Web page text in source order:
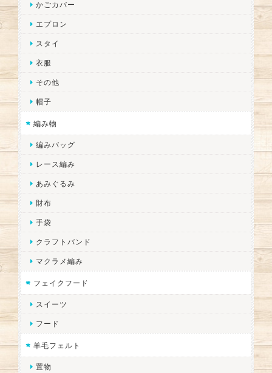
かごカバー
エプロン
スタイ
衣服
その他
帽子
編み物
編みバッグ
レース編み
あみぐるみ
財布
手袋
クラフトバンド
マクラメ編み
フェイクフード
スイーツ
フード
羊毛フェルト
置物